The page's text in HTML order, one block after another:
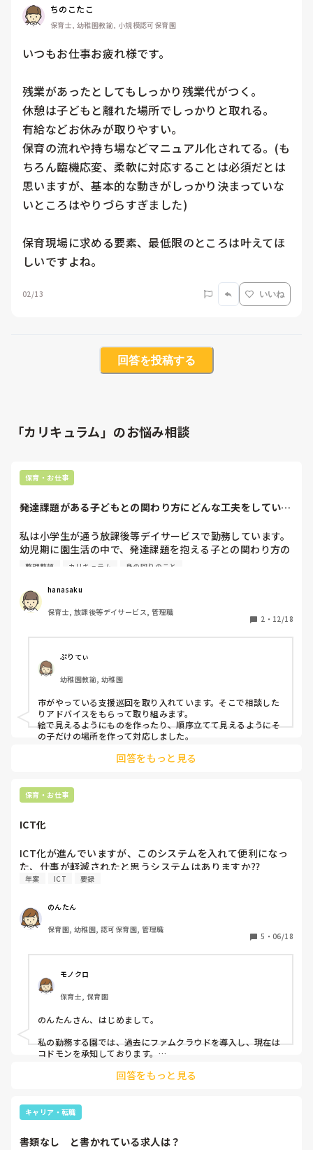
ちのこたこ
保育士, 幼稚園教諭, 小規模認可保育園
いつもお仕事お疲れ様です。
残業があったとしてもしっかり残業代がつく。
休憩は子どもと離れた場所でしっかりと取れる。
有給などお休みが取りやすい。
保育の流れや持ち場などマニュアル化されてる。(も
ちろん臨機応変、柔軟に対応することは必須だとは
思いますが、基本的な動きがしっかり決まっていな
いところはやりづらすぎました)
保育現場に求める要素、最低限のところは叶えてほ
しいですよね。
02/13 いいね
回答を投稿する
「カリキュラム」のお悩み相談
保育・お仕事
発達課題がある子どもとの関わり方にどんな工夫をしていま
私は小学生が通う放課後等デイサービスで勤務しています。
幼児期に園生活の中で、発達課題を抱える子との関わり方の
工夫はどんなものがありますか？
せてください。
整理整頓 カリキュラム 身の回りのこと
hanasaku
保育士, 放課後等デイサービス, 管理職
2 ・ 12/18
ぷりてぃ
幼稚園教諭, 幼稚園
市がやっている支援巡回を取り入れています。そこで相談した
りアドバイスをもらって取り組みます。
絵で見えるようにものを作ったり、順序立てて見えるようにそ
の子だけの場所を作って対応しました。
回答をもっと見る
保育・お仕事
ICT化
ICT化が進んでいますが、このシステムを入れて便利になっ
た、仕事が軽減されたと思うシステムはありますか⁇
年案 ICT 要録
のんたん
保育園, 幼稚園, 認可保育園, 管理職
5 ・ 06/18
モノクロ
保育士, 保育園
のんたんさん、はじめまして。
私の勤務する園では、過去にファムクラウドを導入し、現在は
コドモンを承知しております。
各クラスにiPadが一台、また専用iPhoneが一台配布された状
どちらも一長一短ですが…連絡帳と出欠管理についてはファム
クラウドが便利でした。ただ、不具合が頻発したため本園では
コドモンは幅広く保育業務を行なうことができますが連絡帳の
回答をもっと見る
キャリア・転職
書類なし　と書かれている求人は？